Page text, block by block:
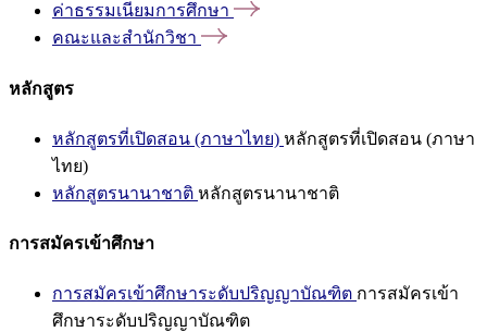
ค่าธรรมเนียมการศึกษา
คณะและสำนักวิชา
หลักสูตร
หลักสูตรที่เปิดสอน (ภาษาไทย) หลักสูตรที่เปิดสอน (ภาษา
ไทย)
หลักสูตรนานาชาติ หลักสูตรนานาชาติ
การสมัครเข้าศึกษา
การสมัครเข้าศึกษาระดับปริญญาบัณฑิต การสมัครเข้า
ศึกษาระดับปริญญาบัณฑิต